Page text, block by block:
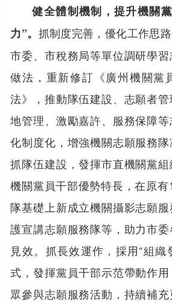
健全體制機制，提升機關
力”。 抓制度完善，優化工作思
市委、市稅務局等單位調研學
做法，重新修訂《廣州機關黨
法》，推動隊伍建設、志願者
地管理、激勵嘉許、服務保障
化制度化，增強機關志願服務隊
抓隊伍建設，發揮市直機關黨
機關黨員干部優勢特長，在原
隊基礎上新成立機關攝影志願
護宣講志願服務隊等，助力市
見效。抓長效運作，採用“組織
式，發揮黨員干部示范帶動作
眾參與志願服務活動，持續補